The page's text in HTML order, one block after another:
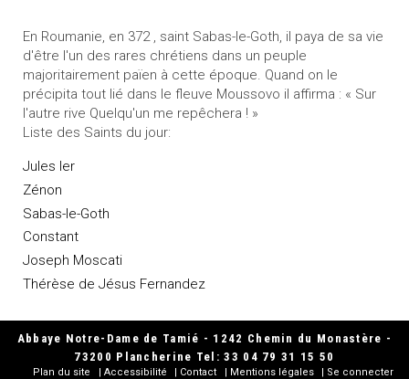
En Roumanie, en 372 , saint Sabas-le-Goth, il paya de sa vie
d'être l'un des rares chrétiens dans un peuple
majoritairement païen à cette époque. Quand on le
précipita tout lié dans le fleuve Moussovo il affirma : « Sur
l'autre rive Quelqu'un me repêchera ! »
Liste des Saints du jour:
Jules Ier
Zénon
Sabas-le-Goth
Constant
Joseph Moscati
Thérèse de Jésus Fernandez
Abbaye Notre-Dame de Tamié - 1242 Chemin du Monastère -
73200 Plancherine Tel: 33 04 79 31 15 50
Plan du site Accessibilité Contact Mentions légales
Se connecter